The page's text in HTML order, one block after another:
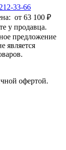
33-66
от 63 100 ₽
у продавца.
предложение
является
офертой.